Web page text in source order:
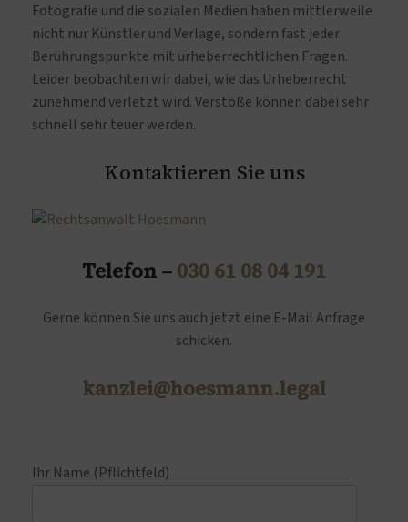
Fotografie und die sozialen Medien haben mittlerweile
nicht nur Künstler und Verlage, sondern fast jeder
Berührungspunkte mit urheberrechtlichen Fragen.
Leider beobachten wir dabei, wie das Urheberrecht
zunehmend verletzt wird. Verstöße können dabei sehr
schnell sehr teuer werden.
Kontaktieren Sie uns
Telefon – 030 61 08 04 191
Gerne können Sie uns auch jetzt eine E-Mail Anfrage
schicken.
kanzlei@hoesmann.legal
Ihr Name (Pflichtfeld)